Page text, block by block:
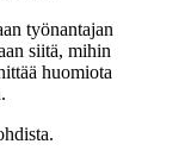
työnantajan
siitä, mihin
huomiota